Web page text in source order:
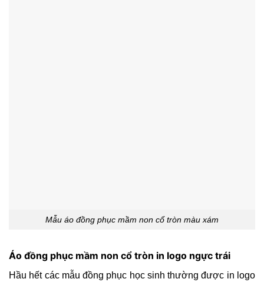
Mẫu áo đồng phục mầm non cổ tròn màu xám
Áo đồng phục mầm non cổ tròn in logo ngực trái
Hầu hết các mẫu đồng phục học sinh thường được in logo